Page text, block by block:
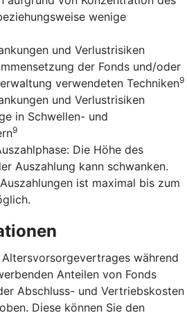
wenige
und Verlustrisiken
der Fonds und/oder
verwendeten Techniken9
und Verlustrisiken
in Schwellen- und
9
Die Höhe des
Auszahlung kann schwanken.
ist maximal bis zum
Altersvorsorgevertrages während
Anteilen von Fonds
Abschluss- und Vertriebskosten
Diese können Sie den